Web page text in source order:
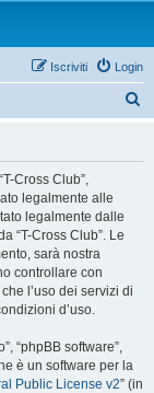
Login
Iscriviti
Cross Club”,
legalmente alle
legalmente dalle
“T-Cross Club”. Le
sarà nostra
controllare con
l’uso dei servizi di
d’uso.
“phpBB software”,
è un software per la
Public License v2” (in